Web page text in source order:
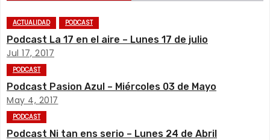
v
e
g
a
c
ACTUALIDAD PODCAST
Podcast La 17 en el aire – Lunes 17 de julio
Jul 17, 2017
PODCAST
Podcast Pasion Azul – Miércoles 03 de Mayo
May 4, 2017
PODCAST
Podcast Ni tan ens serio – Lunes 24 de Abril